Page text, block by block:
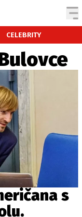
CELEBRITY
ČESKÉ CELEBRITY
SVĚTOVÉ CELEBRITY
video?
s